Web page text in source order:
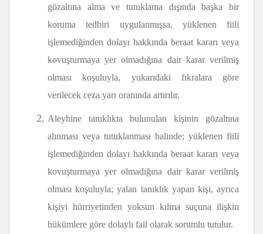
gözaltına alma ve tutuklama dışında başka bir
koruma tedbiri uygulanmışsa, yüklenen fiili
işlemediğinden dolayı hakkında beraat kararı veya
kovuşturmaya yer olmadığına dair karar verilmiş
olması koşuluyla, yukarıdaki fıkralara göre
verilecek ceza yarı oranında artırılır.
Aleyhine tanıklıkta bulunulan kişinin gözaltına
alınması veya tutuklanması halinde; yüklenen fiili
işlemediğinden dolayı hakkında beraat kararı veya
kovuşturmaya yer olmadığına dair karar verilmiş
olması koşuluyla; yalan tanıklık yapan kişi, ayrıca
kişiyi hürriyetinden yoksun kılma suçuna ilişkin
hükümlere göre dolaylı fail olarak sorumlu tutulur.